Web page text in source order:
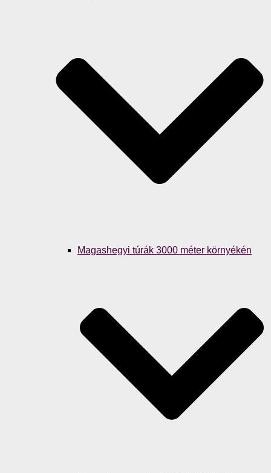
Magashegyi túrák 3000 méter környékén